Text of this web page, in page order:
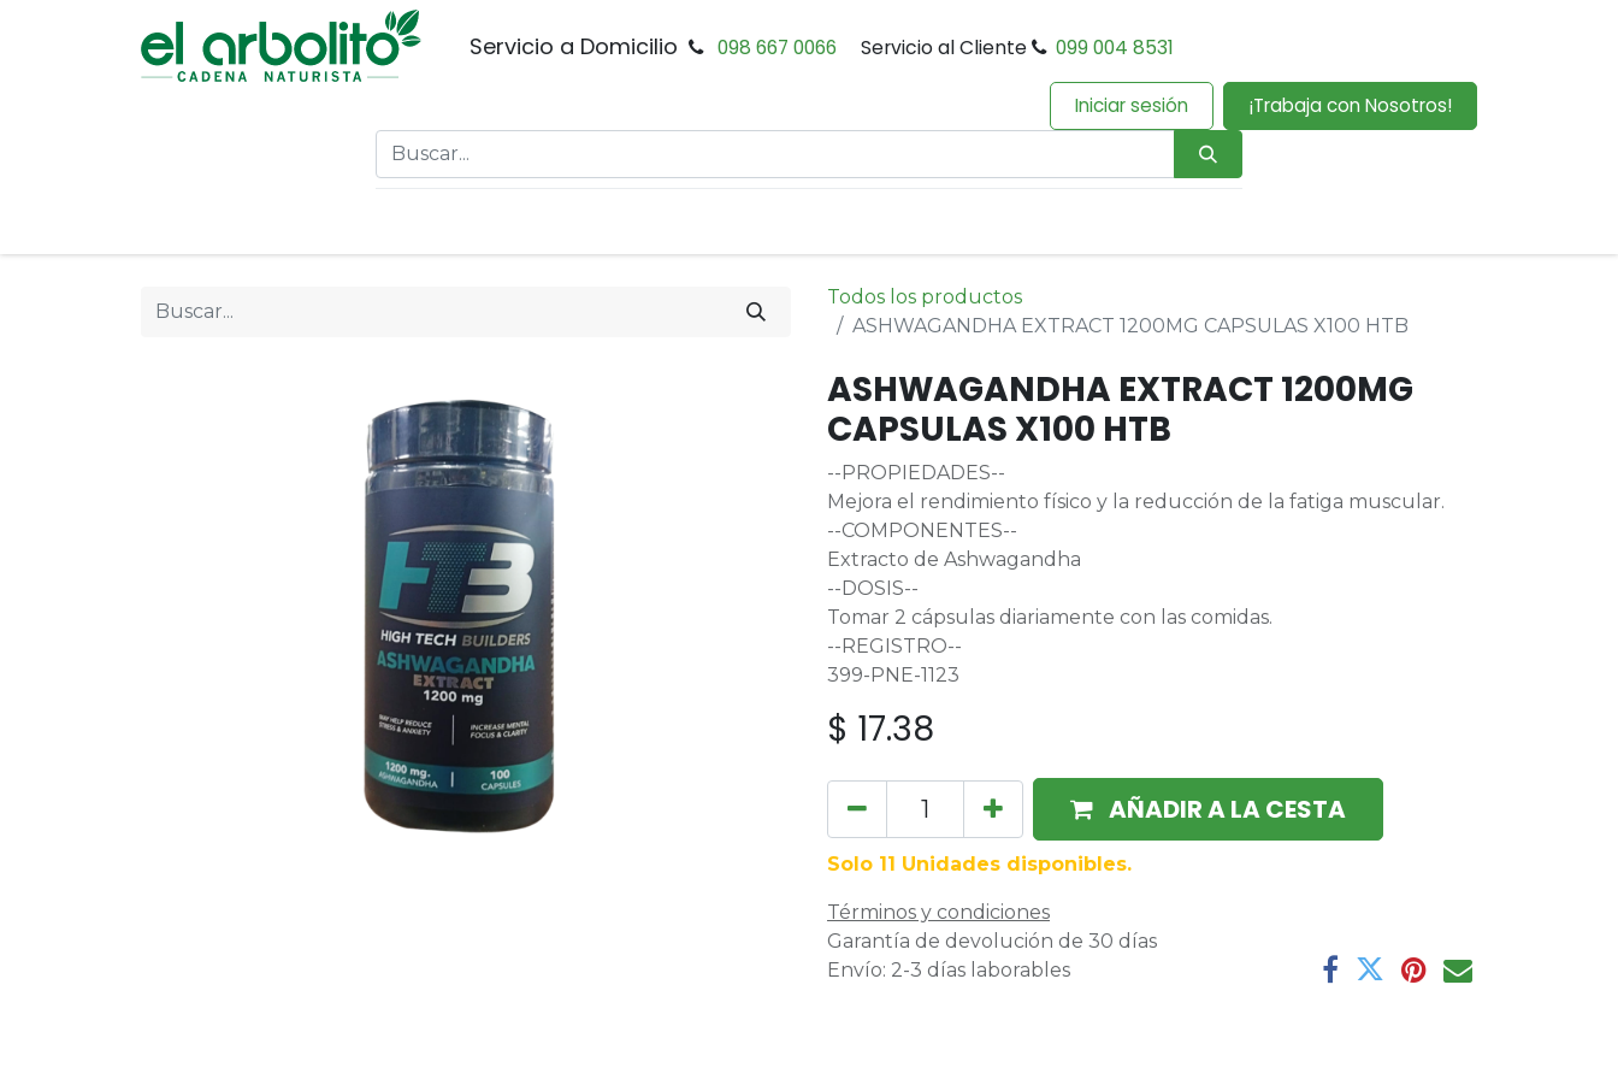
Servicio a Domicilio 098 667 0066 Servicio al Cliente 099 004 8531
Iniciar sesión ¡Trabaja con Nosotros!
Todos los productos
ASHWAGANDHA EXTRACT 1200MG CAPSULAS X100 HTB
ASHWAGANDHA EXTRACT 1200MG
CAPSULAS X100 HTB
--PROPIEDADES--
Mejora el rendimiento físico y la reducción de la fatiga muscular.
--COMPONENTES--
Extracto de Ashwagandha
--DOSIS--
Tomar 2 cápsulas diariamente con las comidas.
--REGISTRO--
399-PNE-1123
$ 17.38
AÑADIR A LA CESTA
Solo 11 Unidades disponibles.
Términos y condiciones
Garantía de devolución de 30 días
Envío: 2-3 días laborables